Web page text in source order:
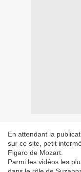
En attendant la
sur ce site, petit
Figaro de Mozart.
Parmi les vidéos les